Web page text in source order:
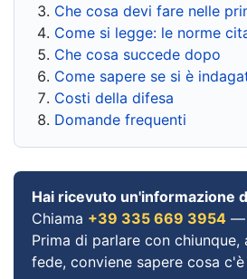
Che cosa devi fare nelle
Come si legge: le norme
Che cosa succede dopo
Come sapere se si è
Costi della difesa
Domande frequenti
Hai ricevuto un'informazione
Chiama +39 335 669 3954 —
Prima di parlare con chiunque,
fede, conviene sapere cosa